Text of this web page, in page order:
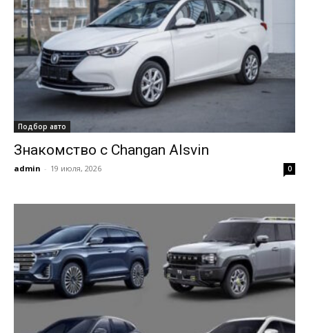
Подбор авто
Знакомство с Changan Alsvin
admin - 19 июля, 2026 0